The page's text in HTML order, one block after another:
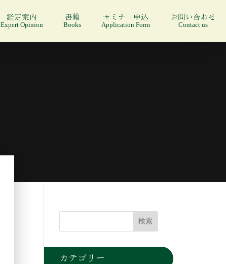
鑑定案内
Expert Opinion
書籍
Books
セミナー申込
Application Form
お問い合わせ
Contact us
カテゴリー